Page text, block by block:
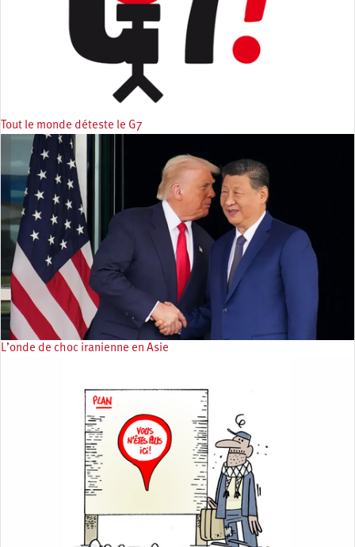
Tout le monde déteste le G7
L’onde de choc iranienne en Asie